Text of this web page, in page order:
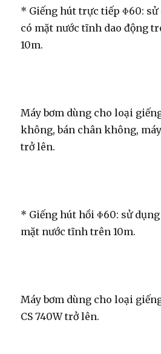
* Giếng hút trực tiếp Φ60:
có mặt nước tĩnh dao động
10m.
Máy bơm dùng cho loại
không, bán chân không,
trở lên.
* Giếng hút hồi Φ60: sử
mặt nước tĩnh trên 10m.
Máy bơm dùng cho loại
CS 740W trở lên.